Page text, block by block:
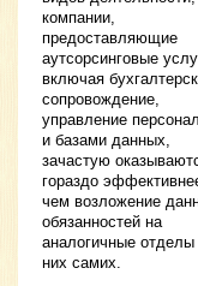
компании,
предоставляющие
аутсорсинговые
включая
сопровождение,
управление
и базами данных,
зачастую
гораздо
чем возложение
обязанностей на
аналогичные отделы
них самих.